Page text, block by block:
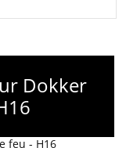
Dokker
feu - H16